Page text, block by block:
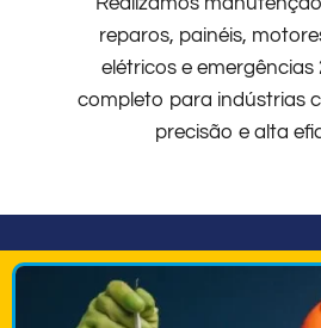
reparos, painéis,
elétricos e emergências
completo para indústrias
precisão e alta